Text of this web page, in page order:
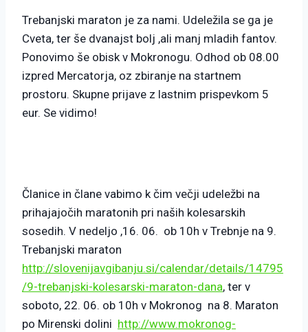
Trebanjski maraton je za nami. Udeležila se ga je
Cveta, ter še dvanajst bolj ,ali manj mladih fantov.
Ponovimo še obisk v Mokronogu. Odhod ob 08.00
izpred Mercatorja, oz zbiranje na startnem
prostoru. Skupne prijave z lastnim prispevkom 5
eur. Se vidimo!
Članice in člane vabimo k čim večji udeležbi na
prihajajočih maratonih pri naših kolesarskih
sosedih. V nedeljo ,16. 06. ob 10h v Trebnje na 9.
Trebanjski maraton
http://slovenijavgibanju.si/calendar/details/14795
/9-trebanjski-kolesarski-maraton-dana, ter v
soboto, 22. 06. ob 10h v Mokronog na 8. Maraton
po Mirenski dolini http://www.mokronog-